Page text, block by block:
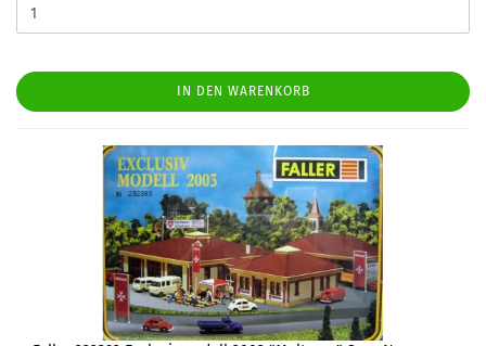
IN DEN WARENKORB